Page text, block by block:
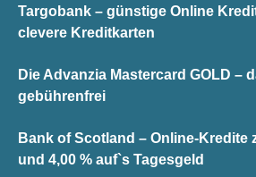
Targobank – günstige Online
clevere Kreditkarten
Die Advanzia Mastercard GOLD –
gebührenfrei
Bank of Scotland – Online-Kredite
und 4,00 % auf`s Tagesgeld